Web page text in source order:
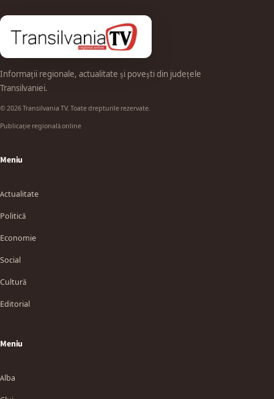
Informații regionale, actualitate și povești din județele
Transilvaniei.
© 2026 Transilvania TV. Toate drepturile rezervate.
Publicație regională online
Meniu
Actualitate
Politică
Economie
Social
Cultură
Editorial
Meniu
Alba